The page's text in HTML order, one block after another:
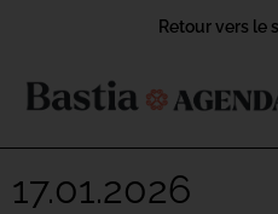
Retour vers le
17.01.2026